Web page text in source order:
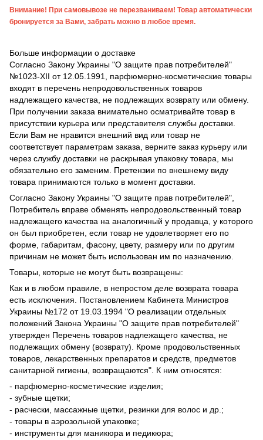
Внимание! При самовывозе не перезваниваем! Товар автоматически
бронируется за Вами, забрать можно в любое время.
Больше информации о доставке
Согласно Закону Украины "О защите прав потребителей"
№1023-XII от 12.05.1991, парфюмерно-косметические товары
входят в перечень непродовольственных товаров
надлежащего качества, не подлежащих возврату или обмену.
При получении заказа внимательно осматривайте товар в
присутствии курьера или представителя службы доставки.
Если Вам не нравится внешний вид или товар не
соответствует параметрам заказа, верните заказ курьеру или
через службу доставки не раскрывая упаковку товара, мы
обязательно его заменим. Претензии по внешнему виду
товара принимаются только в момент доставки.
Согласно Закону Украины "О защите прав потребителей",
Потребитель вправе обменять непродовольственный товар
надлежащего качества на аналогичный у продавца, у которого
он был приобретен, если товар не удовлетворяет его по
форме, габаритам, фасону, цвету, размеру или по другим
причинам не может быть использован им по назначению.
Товары, которые не могут быть возвращены:
Как и в любом правиле, в непростом деле возврата товара
есть исключения. Постановлением Кабинета Министров
Украины №172 от 19.03.1994 "О реализации отдельных
положений Закона Украины "О защите прав потребителей"
утвержден Перечень товаров надлежащего качества, не
подлежащих обмену (возврату). Кроме продовольственных
товаров, лекарственных препаратов и средств, предметов
санитарной гигиены, возвращаются". К ним относятся:
- парфюмерно-косметические изделия;
- зубные щетки;
- расчески, массажные щетки, резинки для волос и др.;
- товары в аэрозольной упаковке;
- инструменты для маникюра и педикюра;